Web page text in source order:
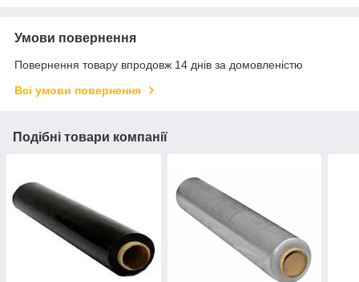
Умови повернення
Повернення товару впродовж 14 днів за домовленістю
Всі умови повернення
Подібні товари компанії